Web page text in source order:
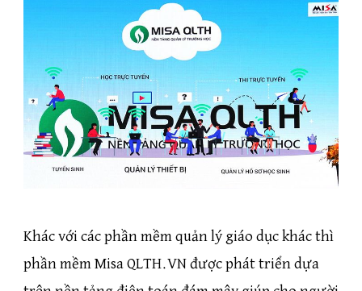
Khác với các phần mềm quản lý giáo dục khác thì
phần mềm Misa QLTH.VN được phát triển dựa